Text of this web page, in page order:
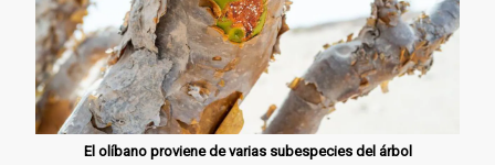
El olíbano proviene de varias subespecies del árbol